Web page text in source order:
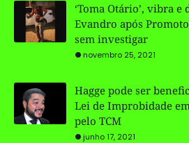
‘Toma Otário’, vibra
Evandro após
sem investigar
novembro 25, 2021
Hagge pode ser
Lei de Improbidade
pelo TCM
junho 17, 2021